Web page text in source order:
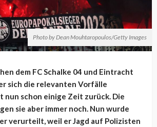
Photo by Dean Mouhtaropoulos/Getty Images
dem FC Schalke 04 und Eintracht
sich die relevanten Vorfälle
nun schon einige Zeit zurück. Die
sie aber immer noch. Nun wurde
verurteilt, weil er Jagd auf Polizisten